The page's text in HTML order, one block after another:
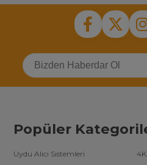
Popüler
Uydu Alıcı Sistemleri